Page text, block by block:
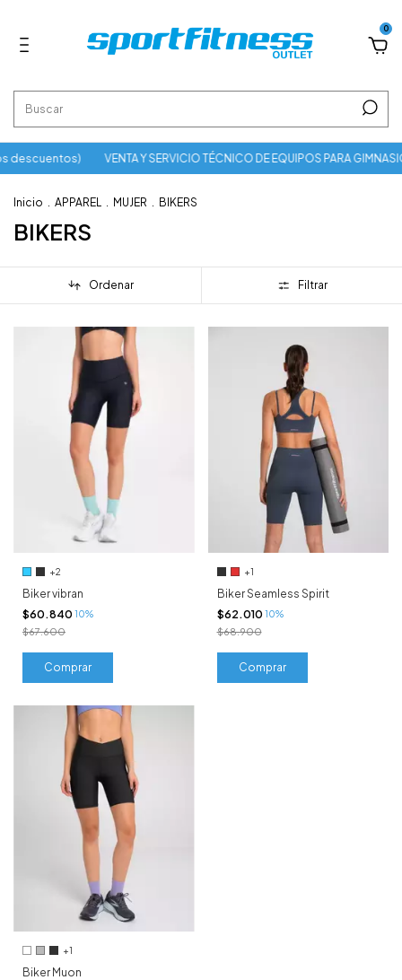
0
descuentos) VENTA Y SERVICIO TÉCNICO DE EQUIPOS PARA
Inicio APPAREL MUJER BIKERS
BIKERS
Ordenar Filtrar
+2
Biker vibran
$60.840 10%
$67.600
Comprar
+1
Biker Seamless Spirit
$62.010 10%
$68.900
Comprar
+1
Biker Muon